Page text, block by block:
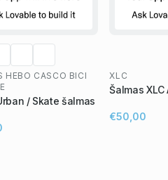
HEBO CASCO BICI
/ Skate šalmas
XLC
Šalmas XLC
€50,00